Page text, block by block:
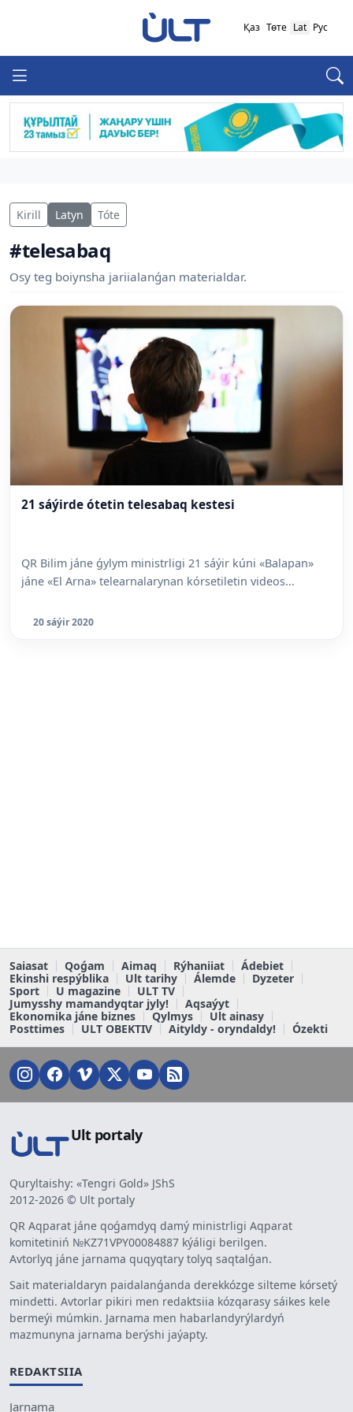
Қаз Төте Lat Рус
Kirill Latyn Tóte
#telesabaq
Osy teg boiynsha jariialanǵan materialdar.
21 sáýirde ótetin telesabaq kestesi
QR Bilim jáne ǵylym ministrligi 21 sáýir kúni «Balapan»
jáne «El Arna» telearnalarynan kórsetiletin videos...
20 sáýir 2020
Saiasat Qoǵam Aimaq Rýhaniiat
Ádebiet
Ekinshi respýblika
Ult tarihy Álemde
Dyzeter
Sport
U magazine
ULT TV
Jumysshy mamandyqtar jyly!
Aqsaýyt
Ekonomika jáne biznes
Qylmys
Ult ainasy
Posttimes
ULT OBEKTIV Aityldy - oryndaldy! Ózekti
Ult portaly
Quryltaishy: «Tengri Gold» JShS
2012-2026 © Ult portaly
QR Aqparat jáne qoǵamdyq damý ministrligi Aqparat
komitetiniń №KZ71VPY00084887 kýáligi berilgen.
Avtorlyq jáne jarnama quqyqtary tolyq saqtalǵan.
Sait materialdaryn paidalanǵanda derekkózge silteme kórsetý
mindetti. Avtorlar pikiri men redaktsiia kózqarasy sáikes kele
bermeýi múmkin. Jarnama men habarlandyrýlardyń
mazmunyna jarnama berýshi jaýapty.
REDAKTSIIA
Jarnama